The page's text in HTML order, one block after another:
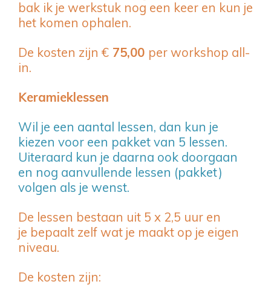
bak ik je werkstuk nog een keer en kun je
het komen ophalen.
De kosten zijn € 75,00 per workshop all-
in.
Keramieklessen
Wil je een aantal lessen, dan kun je
kiezen voor een pakket van 5 lessen.
Uiteraard kun je daarna ook doorgaan
en nog aanvullende lessen (pakket)
volgen als je wenst.
De lessen bestaan uit 5 x 2,5 uur en
je bepaalt zelf wat je maakt op je eigen
niveau.
De kosten zijn: